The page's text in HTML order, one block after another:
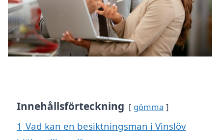
Innehållsförteckning gömma
1 Vad kan en besiktningsman i Vinslöv